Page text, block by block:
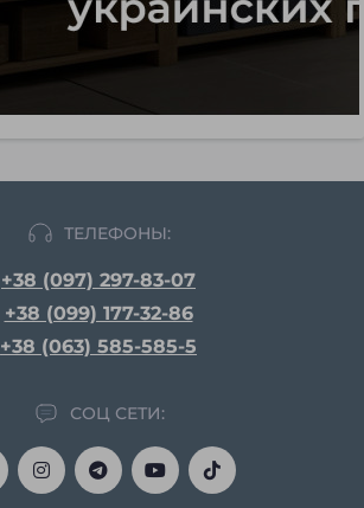
ТЕЛЕФОНЫ:
+38 (097) 297-83-07
+38 (099) 177-32-86
+38 (063) 585-585-5
СОЦ СЕТИ: